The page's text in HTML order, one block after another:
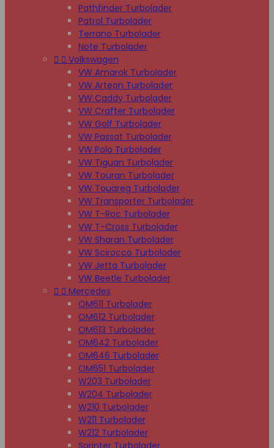
Pathfinder Turbolader
Patrol Turbolader
Terrano Turbolader
Note Turbolader
  Volkswagen
VW Amarok Turbolader
VW Arteon Turbolader
VW Caddy Turbolader
VW Crafter Turbolader
VW Golf Turbolader
VW Passat Turbolader
VW Polo Turbolader
VW Tiguan Turbolader
VW Touran Turbolader
VW Touareg Turbolader
VW Transporter Turbolader
VW T-Roc Turbolader
VW T-Cross Turbolader
VW Sharan Turbolader
VW Scirocco Turbolader
VW Jetta Turbolader
VW Beetle Turbolader
  Mercedes
OM611 Turbolader
OM612 Turbolader
OM613 Turbolader
OM642 Turbolader
OM646 Turbolader
OM651 Turbolader
W203 Turbolader
W204 Turbolader
W210 Turbolader
W211 Turbolader
W212 Turbolader
Sprinter Turbolader